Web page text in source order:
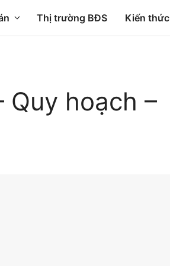
Thị trường BĐS Kiến thức
Quy hoạch –